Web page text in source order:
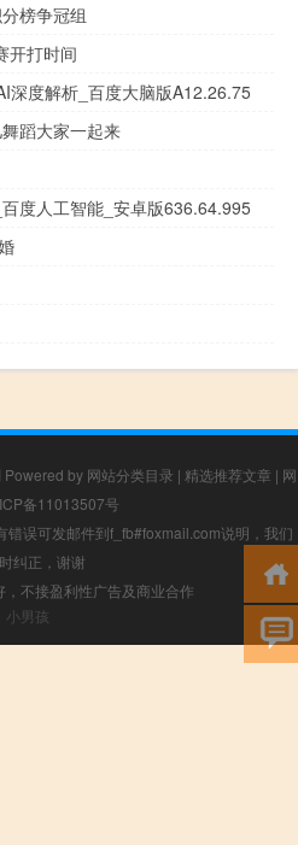
榜争冠组
开打时间
深度解析_百度大脑版A12.26.75
蹈大家一起来
度人工智能_安卓版636.64.995
Powered by 网站分类目录 | 精选推荐文章 | 网
备11013507号
错误可发邮件到f_fb#foxmail.com说明，我们
纠正，谢谢
不接盈利性广告及商业合作
小男孩